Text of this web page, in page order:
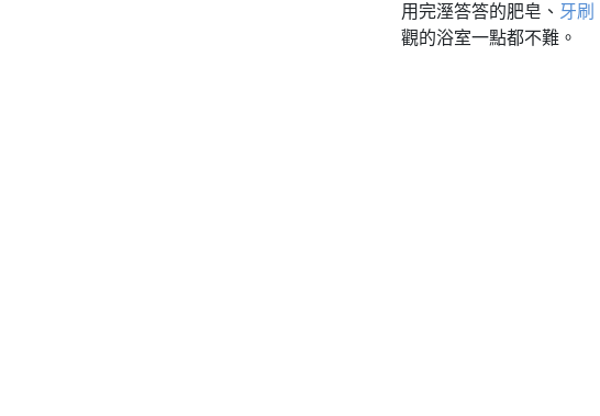
用完溼答答的肥皂、 牙刷
觀的浴室一點都不難。